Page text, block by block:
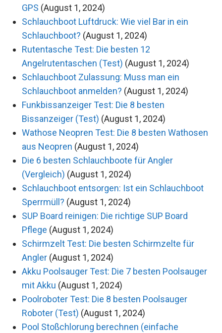
GPS (August 1, 2024)
Schlauchboot Luftdruck: Wie viel Bar in ein
Schlauchboot? (August 1, 2024)
Rutentasche Test: Die besten 12
Angelrutentaschen (Test) (August 1, 2024)
Schlauchboot Zulassung: Muss man ein
Schlauchboot anmelden? (August 1, 2024)
Funkbissanzeiger Test: Die 8 besten
Bissanzeiger (Test) (August 1, 2024)
Wathose Neopren Test: Die 8 besten Wathosen
aus Neopren (August 1, 2024)
Die 6 besten Schlauchboote für Angler
(Vergleich) (August 1, 2024)
Schlauchboot entsorgen: Ist ein Schlauchboot
Sperrmüll? (August 1, 2024)
SUP Board reinigen: Die richtige SUP Board
Pflege (August 1, 2024)
Schirmzelt Test: Die besten Schirmzelte für
Angler (August 1, 2024)
Akku Poolsauger Test: Die 7 besten Poolsauger
mit Akku (August 1, 2024)
Poolroboter Test: Die 8 besten Poolsauger
Roboter (Test) (August 1, 2024)
Pool Stoßchlorung berechnen (einfache